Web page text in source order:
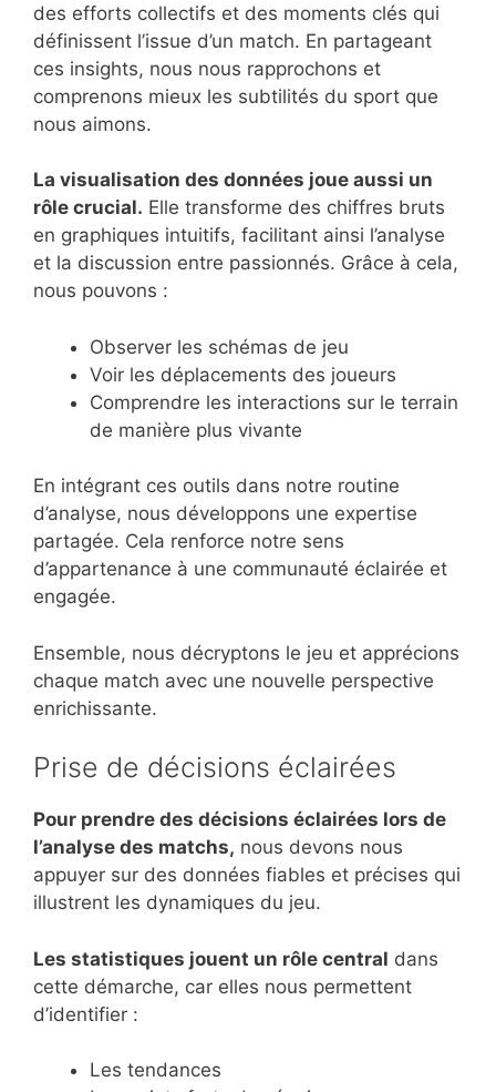
des efforts collectifs et des moments clés qui
définissent l’issue d’un match. En partageant
ces insights, nous nous rapprochons et
comprenons mieux les subtilités du sport que
nous aimons.
La visualisation des données joue aussi un
rôle crucial. Elle transforme des chiffres bruts
en graphiques intuitifs, facilitant ainsi l’analyse
et la discussion entre passionnés. Grâce à cela,
nous pouvons :
Observer les schémas de jeu
Voir les déplacements des joueurs
Comprendre les interactions sur le terrain
de manière plus vivante
En intégrant ces outils dans notre routine
d’analyse, nous développons une expertise
partagée. Cela renforce notre sens
d’appartenance à une communauté éclairée et
engagée.
Ensemble, nous décryptons le jeu et apprécions
chaque match avec une nouvelle perspective
enrichissante.
Prise de décisions éclairées
Pour prendre des décisions éclairées lors de
l’analyse des matchs, nous devons nous
appuyer sur des données fiables et précises qui
illustrent les dynamiques du jeu.
Les statistiques jouent un rôle central dans
cette démarche, car elles nous permettent
d’identifier :
Les tendances